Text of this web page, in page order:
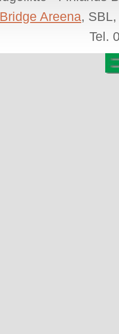
Bridge Areena,
Tel.